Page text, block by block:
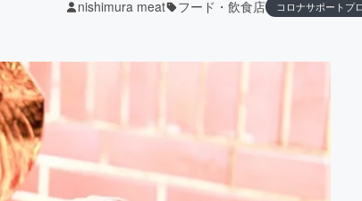
舞台・
フード・
書籍・雑誌出版
nishimura meat フード・飲食店 コロナサポートプ